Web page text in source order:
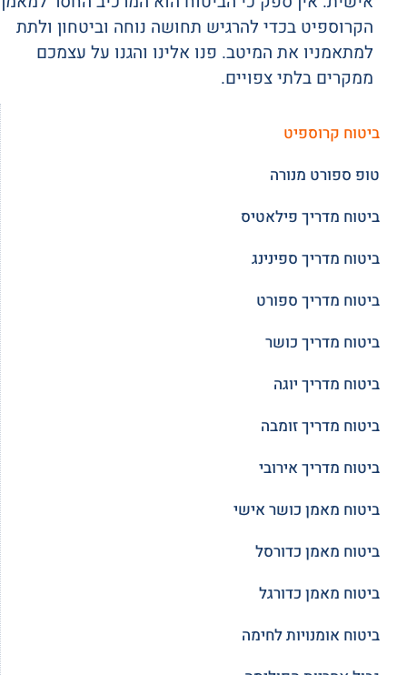
ביטוח קרוספיט
טופ ספורט מנורה
ביטוח מדריך פילאטיס
ביטוח מדריך ספינינג
ביטוח מדריך ספורט
ביטוח מדריך כושר
ביטוח מדריך יוגה
ביטוח מדריך זומבה
ביטוח מדריך אירובי
ביטוח מאמן כושר אישי
ביטוח מאמן כדורסל
ביטוח מאמן כדורגל
ביטוח אומנויות לחימה
הקרוספיט בכדי להרגיש תחושה נוחה וביטחון ולתת
למתאמניו את המיטב. פנו אלינו והגנו על עצמכם
ממקרים בלתי צפויים.